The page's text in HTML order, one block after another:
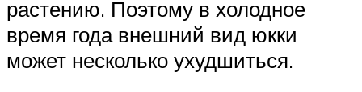
растению. Поэтому в холодное
время года внешний вид юкки
может несколько ухудшиться.